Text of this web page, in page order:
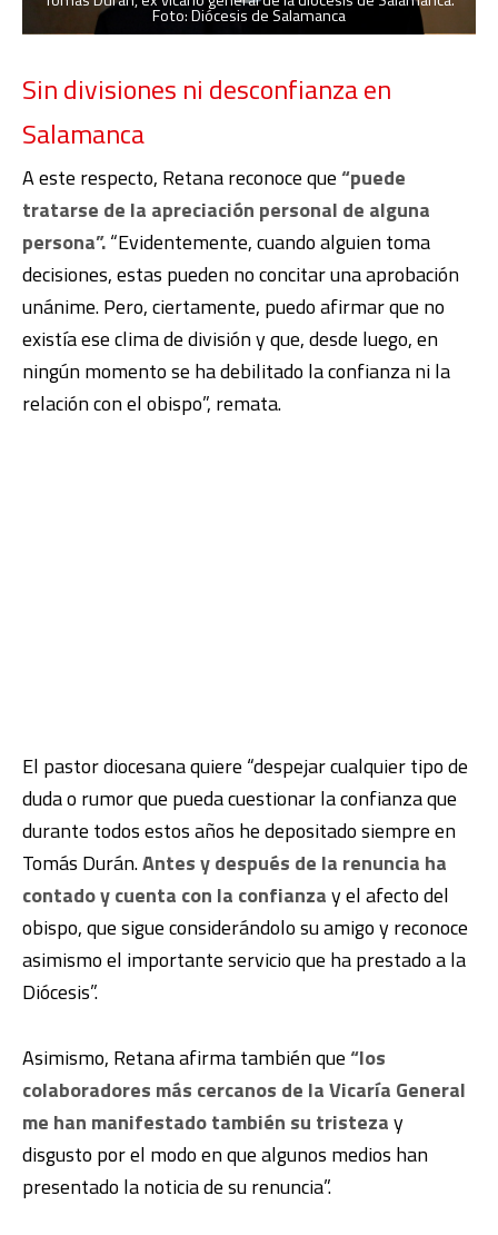
Foto: Diócesis de Salamanca
Sin divisiones ni desconfianza en
Salamanca
A este respecto, Retana reconoce que“puede
tratarse de la apreciación personal de alguna
persona”.“Evidentemente, cuando alguien toma
decisiones, estas pueden no concitar una aprobación
unánime. Pero, ciertamente, puedo afirmar que no
existía ese clima de división y que, desde luego, en
ningún momento se ha debilitado la confianza ni la
relación con el obispo”, remata.
El pastor diocesana quiere “despejar cualquier tipo de
duda o rumor que pueda cuestionar la confianza que
durante todos estos años he depositado siempre en
Tomás Durán.Antes y después de la renuncia ha
contado y cuenta con la confianzay el afecto del
obispo, que sigue considerándolo su amigo y reconoce
asimismo el importante servicio que ha prestado a la
Diócesis”.
Asimismo, Retana afirma también que“los
colaboradores más cercanos de la Vicaría General
me han manifestado también su tristezay
disgusto por el modo en que algunos medios han
presentado la noticia de su renuncia”.